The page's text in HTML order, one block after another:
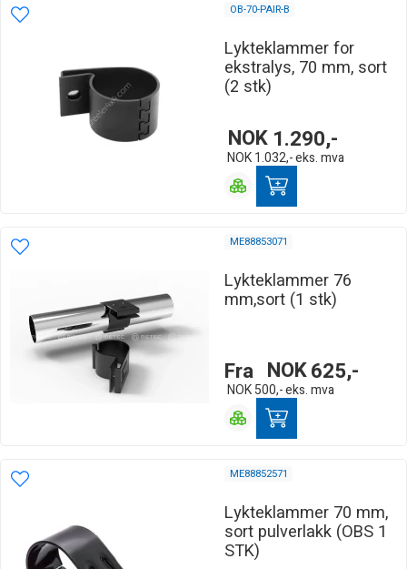
OB-70-PAIR-B
Lykteklammer for
ekstralys, 70 mm, sort
(2 stk)
NOK 1.290,-
NOK 1.032,-eks. mva
ME88853071
Lykteklammer 76
mm,sort (1 stk)
Fra NOK625,-
NOK 500,-eks. mva
ME88852571
Lykteklammer 70 mm,
sort pulverlakk (OBS 1
STK)